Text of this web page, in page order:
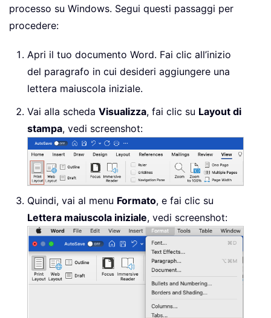
processo su Windows. Segui questi passaggi per
procedere:
Apri il tuo documento Word. Fai clic all’inizio
del paragrafo in cui desideri aggiungere una
lettera maiuscola iniziale.
Vai alla scheda Visualizza, fai clic su Layout di
stampa, vedi screenshot:
Quindi, vai al menu Formato, e fai clic su
Lettera maiuscola iniziale, vedi screenshot: